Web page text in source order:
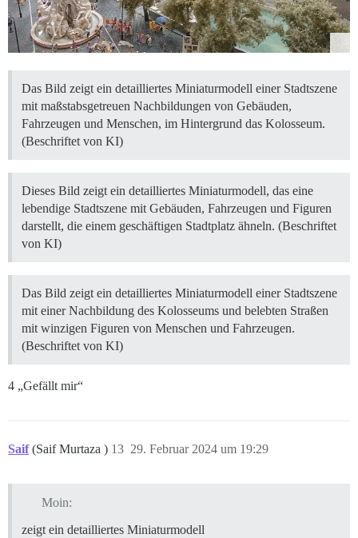
Das Bild zeigt ein detailliertes Miniaturmodell einer Stadtszene
mit maßstabsgetreuen Nachbildungen von Gebäuden,
Fahrzeugen und Menschen, im Hintergrund das Kolosseum.
(Beschriftet von KI)
Dieses Bild zeigt ein detailliertes Miniaturmodell, das eine
lebendige Stadtszene mit Gebäuden, Fahrzeugen und Figuren
darstellt, die einem geschäftigen Stadtplatz ähneln. (Beschriftet
von KI)
Das Bild zeigt ein detailliertes Miniaturmodell einer Stadtszene
mit einer Nachbildung des Kolosseums und belebten Straßen
mit winzigen Figuren von Menschen und Fahrzeugen.
(Beschriftet von KI)
4 „Gefällt mir“
Saif (Saif Murtaza ) 29. Februar 2024 um 19:29
13
Moin:
zeigt ein detailliertes Miniaturmodell